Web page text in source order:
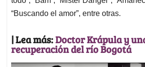
“Buscando el amor”, entre otras.
| Lea más:Doctor Krápula y
recuperación del río Bogotá